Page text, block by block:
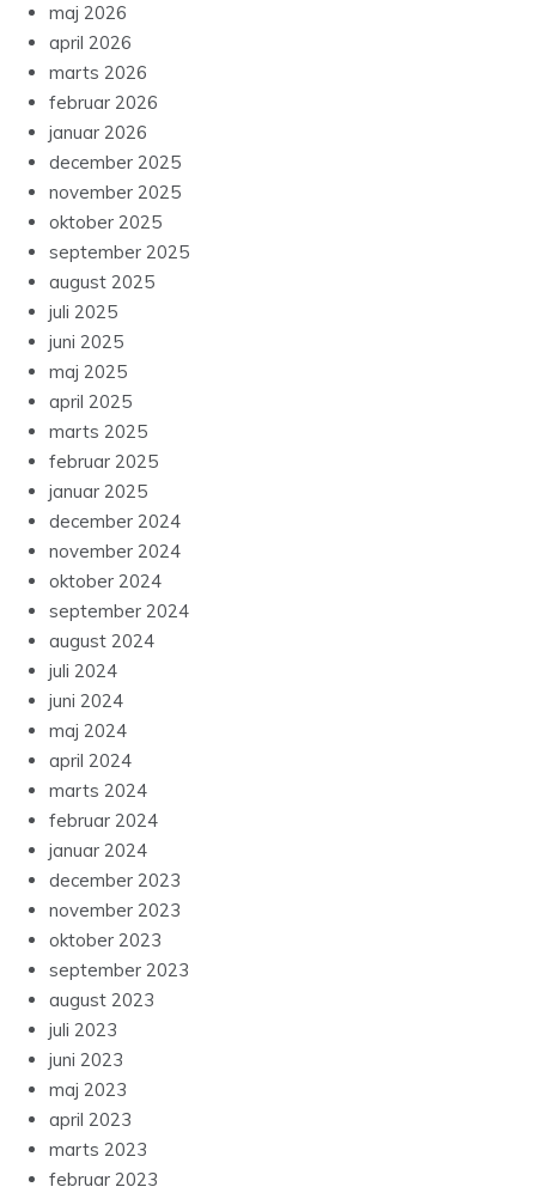
maj 2026
april 2026
marts 2026
februar 2026
januar 2026
december 2025
november 2025
oktober 2025
september 2025
august 2025
juli 2025
juni 2025
maj 2025
april 2025
marts 2025
februar 2025
januar 2025
december 2024
november 2024
oktober 2024
september 2024
august 2024
juli 2024
juni 2024
maj 2024
april 2024
marts 2024
februar 2024
januar 2024
december 2023
november 2023
oktober 2023
september 2023
august 2023
juli 2023
juni 2023
maj 2023
april 2023
marts 2023
februar 2023